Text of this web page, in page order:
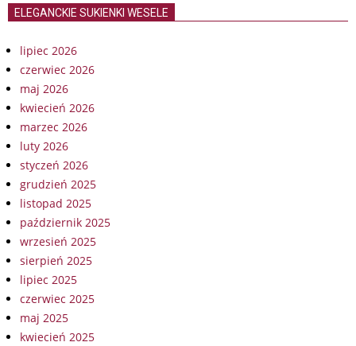
ELEGANCKIE SUKIENKI WESELE
lipiec 2026
czerwiec 2026
maj 2026
kwiecień 2026
marzec 2026
luty 2026
styczeń 2026
grudzień 2025
listopad 2025
październik 2025
wrzesień 2025
sierpień 2025
lipiec 2025
czerwiec 2025
maj 2025
kwiecień 2025